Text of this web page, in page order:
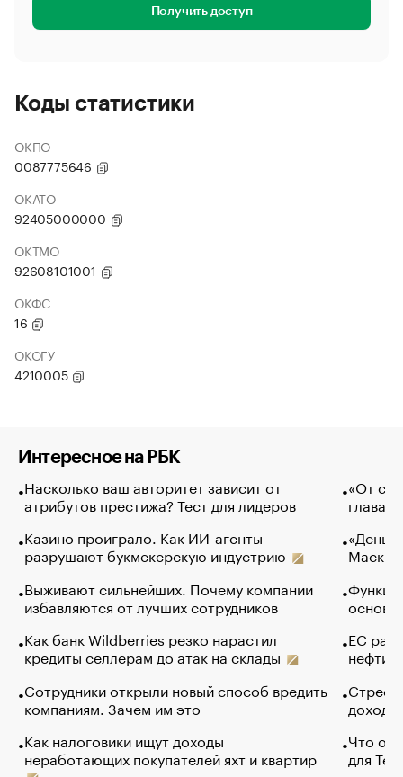
Получить доступ
Коды статистики
ОКПО
0087775646
ОКАТО
92405000000
ОКТМО
92608101001
ОКФС
16
ОКОГУ
4210005
Интересное на РБК
Насколько ваш авторитет зависит от
атрибутов престижа? Тест для лидеров
Казино проиграло. Как ИИ-агенты
разрушают букмекерскую индустрию
Выживают сильнейших. Почему компании
избавляются от лучших сотрудников
Как банк Wildberries резко нарастил
кредиты селлерам до атак на склады
Сотрудники открыли новый способ вредить
компаниям. Зачем им это
Как налоговики ищут доходы
неработающих покупателей яхт и квартир
«От
глава
Маск в
основ
ЕС
нефти
Что
для